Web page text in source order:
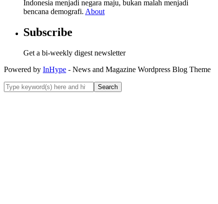
Indonesia menjadi negara maju, bukan malah menjadi
bencana demografi. About
Subscribe
Get a bi-weekly digest newsletter
Powered by InHype - News and Magazine Wordpress Blog Theme